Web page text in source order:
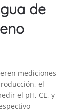
de
mediciones
el
el pH, CE, y